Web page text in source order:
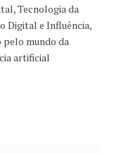
Tecnologia da
Digital e Influência,
pelo mundo da
artificial